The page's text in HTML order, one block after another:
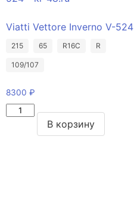
R
Viatti Vettore Inverno V-524
215 65 R16C R
109/107
8300 ₽
Количество
В корзину